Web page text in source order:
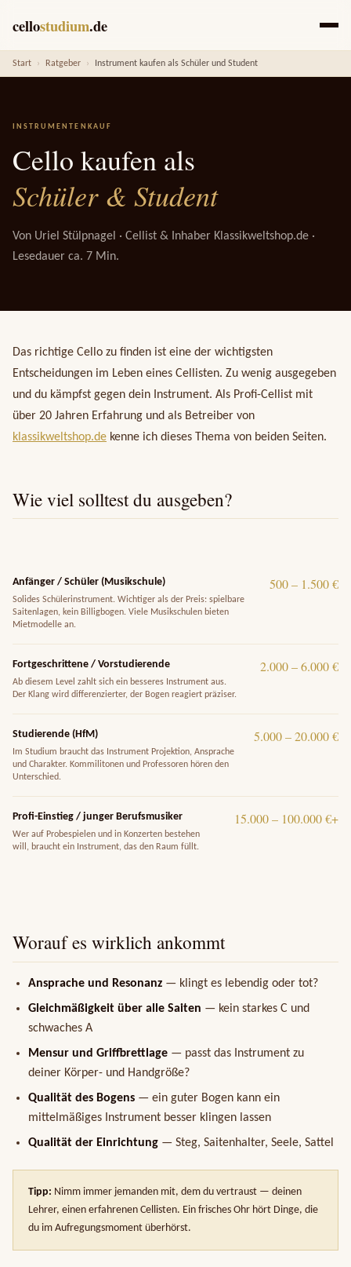
cellostudium.de
Start › Ratgeber › Instrument kaufen als Schüler und Student
INSTRUMENTENKAUF
Cello kaufen als
Schüler & Student
Von Uriel Stülpnagel · Cellist & Inhaber Klassikweltshop.de ·
Lesedauer ca. 7 Min.
Das richtige Cello zu finden ist eine der wichtigsten
Entscheidungen im Leben eines Cellisten. Zu wenig ausgegeben
und du kämpfst gegen dein Instrument. Als Profi-Cellist mit
über 20 Jahren Erfahrung und als Betreiber von
klassikweltshop.de kenne ich dieses Thema von beiden Seiten.
Wie viel solltest du ausgeben?
Anfänger / Schüler (Musikschule)
Solides Schülerinstrument. Wichtiger als der Preis: spielbare
Saitenlagen, kein Billigbogen. Viele Musikschulen bieten
Mietmodelle an.
500 – 1.500 €
Fortgeschrittene / Vorstudierende
Ab diesem Level zahlt sich ein besseres Instrument aus.
Der Klang wird differenzierter, der Bogen reagiert präziser.
2.000 – 6.000 €
Studierende (HfM)
Im Studium braucht das Instrument Projektion, Ansprache
und Charakter. Kommilitonen und Professoren hören den
Unterschied.
5.000 – 20.000 €
Profi-Einstieg / junger Berufsmusiker
Wer auf Probespielen und in Konzerten bestehen
will, braucht ein Instrument, das den Raum füllt.
15.000 – 100.000 €+
Worauf es wirklich ankommt
Ansprache und Resonanz — klingt es lebendig oder tot?
Gleichmäßigkeit über alle Saiten — kein starkes C und
schwaches A
Mensur und Griffbrettlage — passt das Instrument zu
deiner Körper- und Handgröße?
Qualität des Bogens — ein guter Bogen kann ein
mittelmäßiges Instrument besser klingen lassen
Qualität der Einrichtung — Steg, Saitenhalter, Seele, Sattel
Tipp: Nimm immer jemanden mit, dem du vertraust — deinen
Lehrer, einen erfahrenen Cellisten. Ein frisches Ohr hört Dinge, die
du im Aufregungsmoment überhörst.